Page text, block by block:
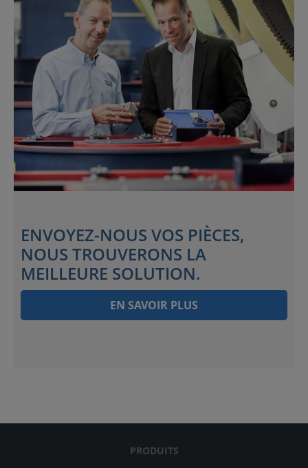
ENVOYEZ-NOUS VOS PIÈCES,
NOUS TROUVERONS LA
MEILLEURE SOLUTION.
EN SAVOIR PLUS
PRODUITS